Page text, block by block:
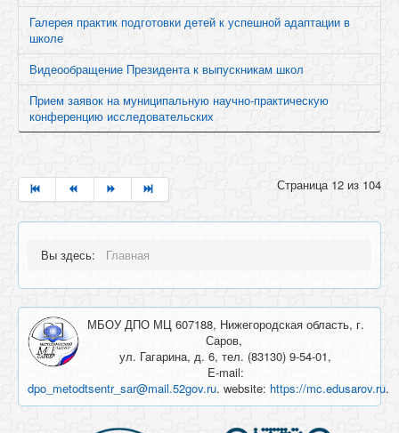
Галерея практик подготовки детей к успешной адаптации в
школе
Видеообращение Президента к выпускникам школ
Прием заявок на муниципальную научно-практическую
конференцию исследовательских
Страница 12 из 104
Вы здесь: Главная
МБОУ ДПО МЦ 607188, Нижегородская область, г.
Саров,
ул. Гагарина, д. 6, тел. (83130) 9-54-01,
E-mail:
dpo_metodtsentr_sar@mail.52gov.ru. website: https://mc.edusarov.ru.